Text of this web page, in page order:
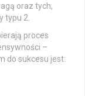
oraz tych,
typu 2.
proces
–
do sukcesu jest: